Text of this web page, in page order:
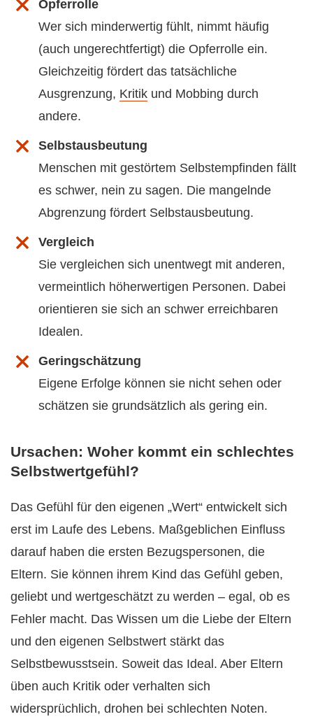
Opferrolle
Wer sich minderwertig fühlt, nimmt häufig
(auch ungerechtfertigt) die Opferrolle ein.
Gleichzeitig fördert das tatsächliche
Ausgrenzung, Kritik und Mobbing durch
andere.
Selbstausbeutung
Menschen mit gestörtem Selbstempfinden fällt
es schwer, nein zu sagen. Die mangelnde
Abgrenzung fördert Selbstausbeutung.
Vergleich
Sie vergleichen sich unentwegt mit anderen,
vermeintlich höherwertigen Personen. Dabei
orientieren sie sich an schwer erreichbaren
Idealen.
Geringschätzung
Eigene Erfolge können sie nicht sehen oder
schätzen sie grundsätzlich als gering ein.
Ursachen: Woher kommt ein schlechtes
Selbstwertgefühl?
Das Gefühl für den eigenen „Wert“ entwickelt sich
erst im Laufe des Lebens. Maßgeblichen Einfluss
darauf haben die ersten Bezugspersonen, die
Eltern. Sie können ihrem Kind das Gefühl geben,
geliebt und wertgeschätzt zu werden – egal, ob es
Fehler macht. Das Wissen um die Liebe der Eltern
und den eigenen Selbstwert stärkt das
Selbstbewusstsein. Soweit das Ideal. Aber Eltern
üben auch Kritik oder verhalten sich
widersprüchlich, drohen bei schlechten Noten.